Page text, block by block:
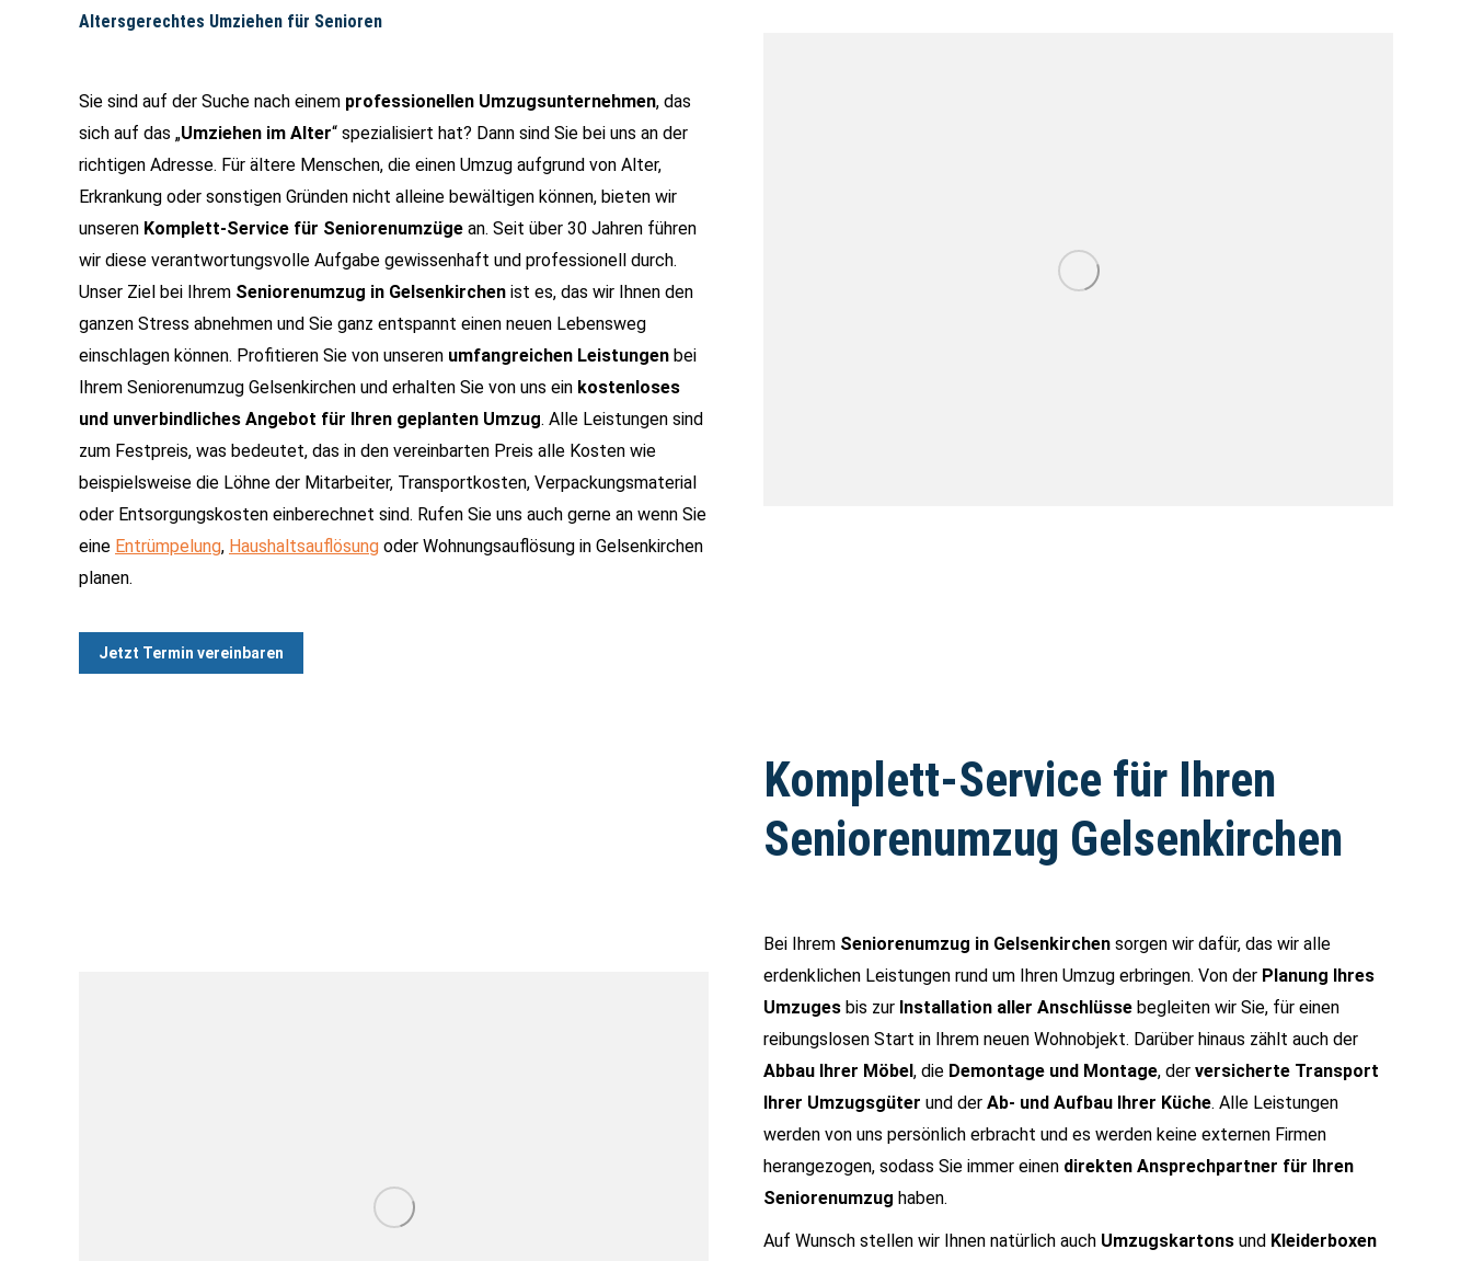
Altersgerechtes Umziehen für Senioren
Sie sind auf der Suche nach einem professionellen Umzugsunternehmen, das
sich auf das „Umziehen im Alter“ spezialisiert hat? Dann sind Sie bei uns an der
richtigen Adresse. Für ältere Menschen, die einen Umzug aufgrund von Alter,
Erkrankung oder sonstigen Gründen nicht alleine bewältigen können, bieten wir
unseren Komplett-Service für Seniorenumzüge an. Seit über 30 Jahren führen
wir diese verantwortungsvolle Aufgabe gewissenhaft und professionell durch.
Unser Ziel bei Ihrem Seniorenumzug in Gelsenkirchen ist es, das wir Ihnen den
ganzen Stress abnehmen und Sie ganz entspannt einen neuen Lebensweg
einschlagen können. Profitieren Sie von unseren umfangreichen Leistungen bei
Ihrem Seniorenumzug Gelsenkirchen und erhalten Sie von uns ein kostenloses
und unverbindliches Angebot für Ihren geplanten Umzug. Alle Leistungen sind
zum Festpreis, was bedeutet, das in den vereinbarten Preis alle Kosten wie
beispielsweise die Löhne der Mitarbeiter, Transportkosten, Verpackungsmaterial
oder Entsorgungskosten einberechnet sind. Rufen Sie uns auch gerne an wenn Sie
eine Entrümpelung, Haushaltsauflösung oder Wohnungsauflösung in Gelsenkirchen
planen.
Jetzt Termin vereinbaren
Komplett-Service für Ihren
Seniorenumzug Gelsenkirchen
Bei Ihrem Seniorenumzug in Gelsenkirchen sorgen wir dafür, das wir alle
erdenklichen Leistungen rund um Ihren Umzug erbringen. Von der Planung Ihres
Umzuges bis zur Installation aller Anschlüsse begleiten wir Sie, für einen
reibungslosen Start in Ihrem neuen Wohnobjekt. Darüber hinaus zählt auch der
Abbau Ihrer Möbel, die Demontage und Montage, der versicherte Transport
Ihrer Umzugsgüter und der Ab- und Aufbau Ihrer Küche. Alle Leistungen
werden von uns persönlich erbracht und es werden keine externen Firmen
herangezogen, sodass Sie immer einen direkten Ansprechpartner für Ihren
Seniorenumzug haben.
Auf Wunsch stellen wir Ihnen natürlich auch Umzugskartons und Kleiderboxen